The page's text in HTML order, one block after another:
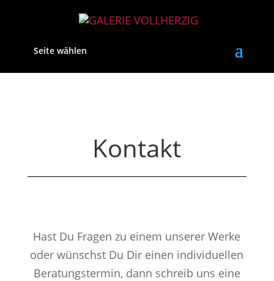
Seite wählen
Kontakt
Hast Du Fragen zu einem unserer Werke
oder wünschst Du Dir einen individuellen
Beratungstermin, dann schreib uns eine